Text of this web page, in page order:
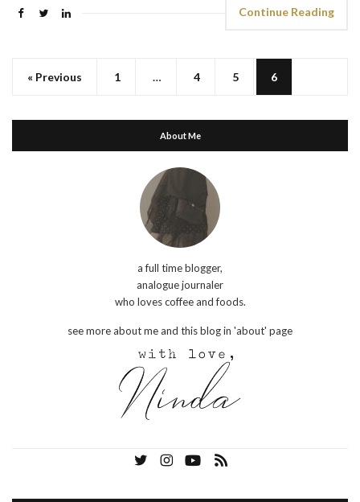
Continue Reading
« Previous 1 … 4 5 6
About Me
a full time blogger,
analogue journaler
who loves coffee and foods.
see more about me and this blog in 'about' page